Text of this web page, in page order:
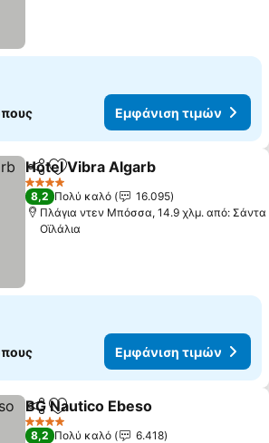
Εμφάνιση τιμών
Κοινοποίηση
Προσθήκη στα αγαπημένα
Hotel Vibra Algarb
4 Αστέρια
8,2 Πολύ καλό
16.095
Πλάγια ντεν Μπόσσα, 14.9 χλμ. από: Σάντα
Οϊλάλια
Εμφάνιση τιμών
Κοινοποίηση
Προσθήκη στα αγαπημένα
BG Nautico Ebeso
4 Αστέρια
8,2 Πολύ καλό
6.418